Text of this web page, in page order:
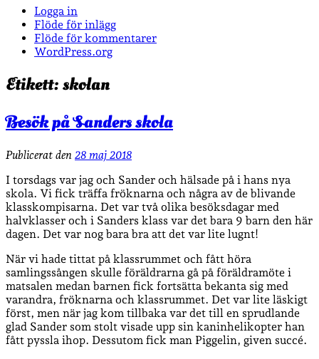
Logga in
Flöde för inlägg
Flöde för kommentarer
WordPress.org
Etikett:skolan
Besök på Sanders skola
Publicerat den 28 maj 2018
I torsdags var jag och Sander och hälsade på i hans nya
skola. Vi fick träffa fröknarna och några av de blivande
klasskompisarna. Det var två olika besöksdagar med
halvklasser och i Sanders klass var det bara 9 barn den här
dagen. Det var nog bara bra att det var lite lugnt!
När vi hade tittat på klassrummet och fått höra
samlingssången skulle föräldrarna gå på föräldramöte i
matsalen medan barnen fick fortsätta bekanta sig med
varandra, fröknarna och klassrummet. Det var lite läskigt
först, men när jag kom tillbaka var det till en sprudlande
glad Sander som stolt visade upp sin kaninhelikopter han
fått pyssla ihop. Dessutom fick man Piggelin, given succé.